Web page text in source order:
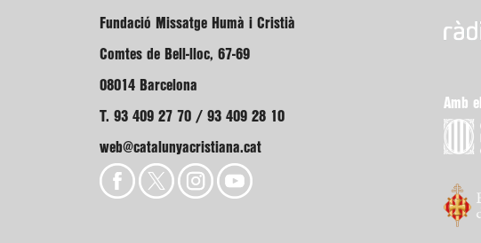
Fundació Missatge Humà i Cristià
Comtes de Bell-lloc, 67-69
08014 Barcelona
T. 93 409 27 70 / 93 409 28 10
web@catalunyacristiana.cat
Amb